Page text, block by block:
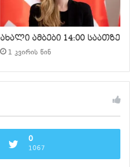
ახალი ამბები 14:00 საათზე
1 კვირის წინ
0
1067